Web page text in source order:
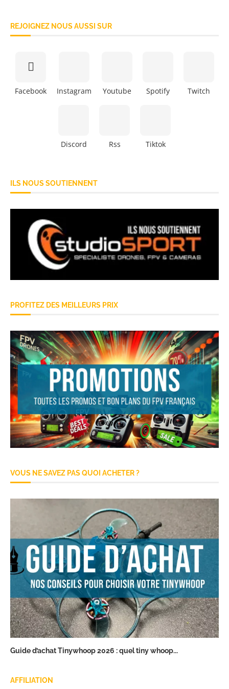
REJOIGNEZ NOUS AUSSI SUR
Facebook Instagram Youtube Spotify Twitch
Discord Rss Tiktok
ILS NOUS SOUTIENNENT
PROFITEZ DES MEILLEURS PRIX
VOUS NE SAVEZ PAS QUOI ACHETER ?
Guide d’achat Tinywhoop 2026 : quel tiny whoop...
AFFILIATION